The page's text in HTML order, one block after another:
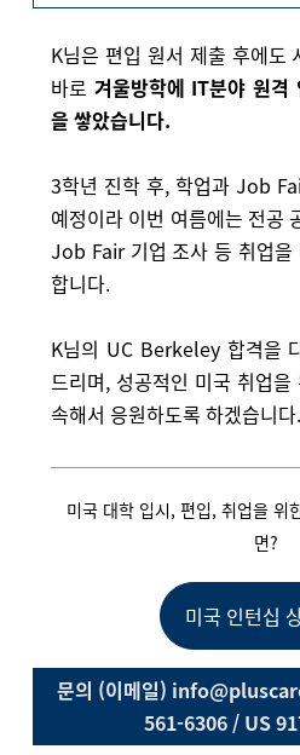
K님은 편입 원서 제출 후에도
바로 겨울방학에 IT분야 원격
을 쌓았습니다.
3학년 진학 후, 학업과 Job
예정이라 이번 여름에는 전공
Job Fair 기업 조사 등 취업을
합니다.
K님의 UC Berkeley 합격을
드리며, 성공적인 미국 취업
속해서 응원하도록 하겠습니다.
미국 대학 입시, 편입, 취업을 위
면?
미국 인턴십
문의 (이메일)
561-6306 / US